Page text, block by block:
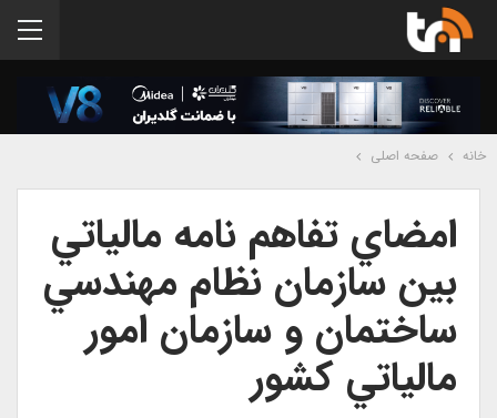
خانه صفحه اصلی
امضاي تفاهم نامه مالياتي
بين سازمان نظام مهندسي
ساختمان و سازمان امور
مالياتي كشور